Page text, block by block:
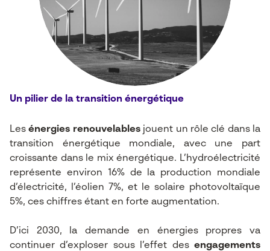
Un pilier de la transition énergétique
Lesénergies renouvelablesjouent un rôle clé dans la
transition énergétique mondiale, avec une part
croissante dans le mix énergétique. L’hydroélectricité
représente environ 16% de la production mondiale
d’électricité, l’éolien 7%, et le solaire photovoltaïque
5%, ces chiffres étant en forte augmentation.
D’ici 2030, la demande en énergies propres va
continuer d’exploser sous l’effet des engagements